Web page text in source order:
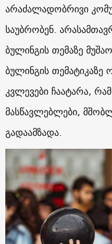
არაძალადობრივი
საუბრობენ.
ბულინგისთემაზე
ბულინგისთემატიკაზე
კვლევები ჩაატარა,
მასწავლებლები,
გადაამზადა.